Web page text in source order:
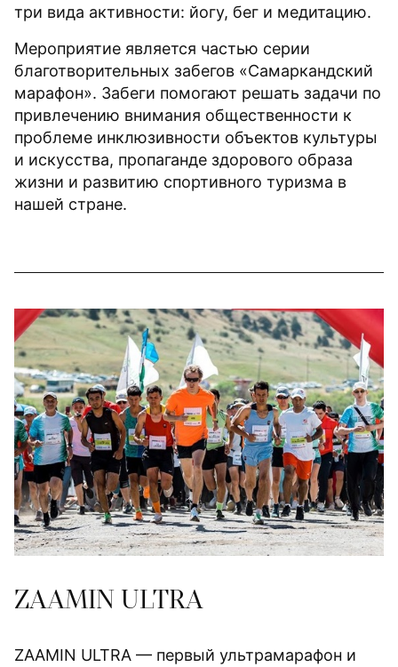
три вида активности: йогу, бег и медитацию.
Мероприятие является частью серии
благотворительных забегов «Самаркандский
марафон». Забеги помогают решать задачи по
привлечению внимания общественности к
проблеме инклюзивности объектов культуры
и искусства, пропаганде здорового образа
жизни и развитию спортивного туризма в
нашей стране.
ZAAMIN ULTRA
ZAAMIN ULTRA — первый ультрамарафон и